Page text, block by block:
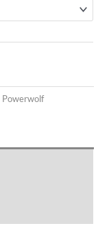
Powerwolf